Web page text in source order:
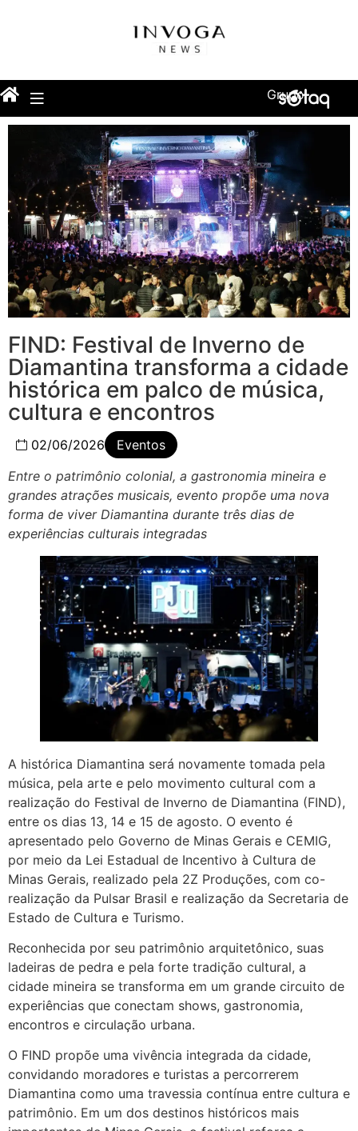
Grupo
FIND: Festival de Inverno de
Diamantina transforma a cidade
histórica em palco de música,
cultura e encontros
02/06/2026
Eventos
Entre o patrimônio colonial, a gastronomia mineira e
grandes atrações musicais, evento propõe uma nova
forma de viver Diamantina durante três dias de
experiências culturais integradas
A histórica Diamantina será novamente tomada pela
música, pela arte e pelo movimento cultural com a
realização do Festival de Inverno de Diamantina (FIND),
entre os dias 13, 14 e 15 de agosto. O evento é
apresentado pelo Governo de Minas Gerais e CEMIG,
por meio da Lei Estadual de Incentivo à Cultura de
Minas Gerais, realizado pela 2Z Produções, com co-
realização da Pulsar Brasil e realização da Secretaria de
Estado de Cultura e Turismo.
Reconhecida por seu patrimônio arquitetônico, suas
ladeiras de pedra e pela forte tradição cultural, a
cidade mineira se transforma em um grande circuito de
experiências que conectam shows, gastronomia,
encontros e circulação urbana.
O FIND propõe uma vivência integrada da cidade,
convidando moradores e turistas a percorrerem
Diamantina como uma travessia contínua entre cultura e
patrimônio. Em um dos destinos históricos mais